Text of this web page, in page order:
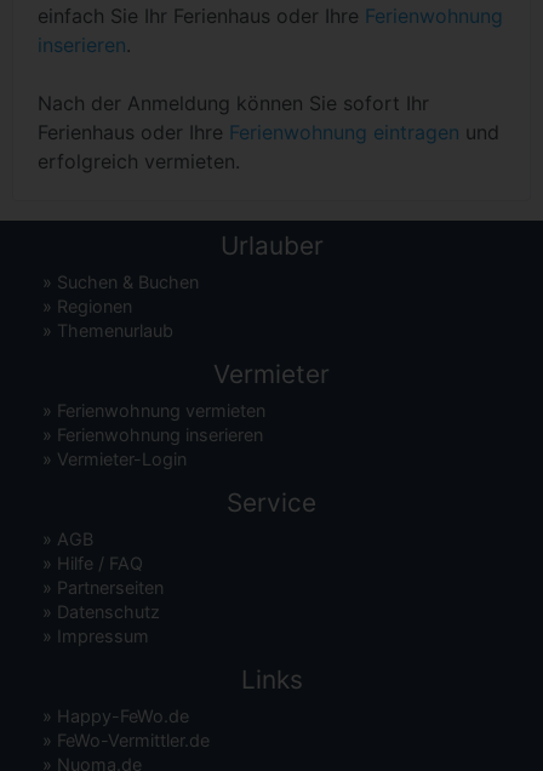
einfach Sie Ihr Ferienhaus oder Ihre Ferienwohnung
inserieren.
Nach der Anmeldung können Sie sofort Ihr
Ferienhaus oder Ihre Ferienwohnung eintragen und
erfolgreich vermieten.
Urlauber
» Suchen & Buchen
» Regionen
» Themenurlaub
Vermieter
» Ferienwohnung vermieten
» Ferienwohnung inserieren
» Vermieter-Login
Service
» AGB
» Hilfe / FAQ
» Partnerseiten
» Datenschutz
» Impressum
Links
» Happy-FeWo.de
» FeWo-Vermittler.de
» Nuoma.de